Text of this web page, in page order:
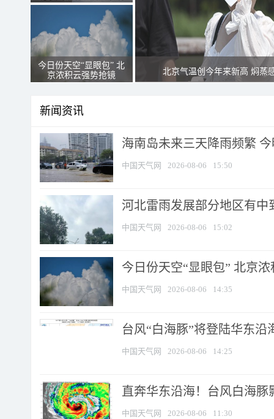
今日份天空“显眼包” 北
京浓积云强势抢镜
北京气温创今年来新高 焖蒸
新闻资讯
海南岛未来三天降雨频繁
中国天气网 2026-08-06 15:50
河北雷雨发展部分地区有中
中国天气网 2026-08-06 15:02
今日份天空“显眼包” 北京
中国天气网 2026-08-06 14:35
台风“白海豚”将登陆华东沿
中国天气网 2026-08-06 14:25
直奔华东沿海！台风白海豚
中国天气网 2026-08-06 11:30